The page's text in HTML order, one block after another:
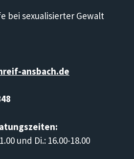
bei sexualisierter Gewalt
ansbach.de
und Di.: 16.00-18.00